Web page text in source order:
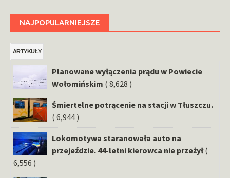
NAJPOPULARNIEJSZE
ARTYKUŁY
Planowane wyłączenia prądu w Powiecie
Wołomińskim ( 8,628 )
Śmiertelne potrącenie na stacji w Tłuszczu.
( 6,944 )
Lokomotywa staranowała auto na
przejeździe. 44-letni kierowca nie przeżył (
6,556 )